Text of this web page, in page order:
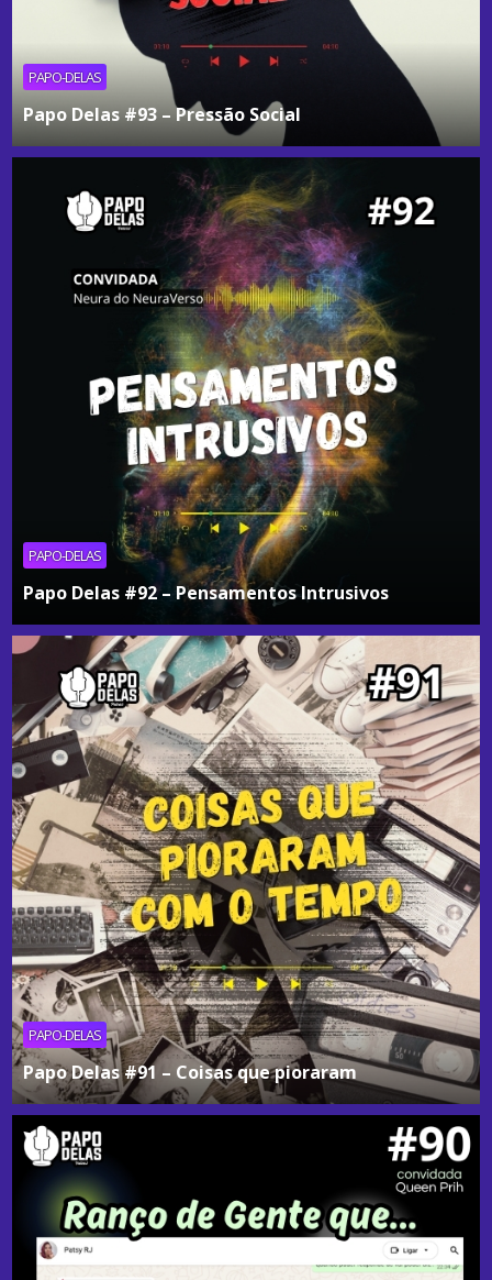
PAPO-DELAS
Papo Delas #93 – Pressão Social
PAPO-DELAS
Papo Delas #92 – Pensamentos Intrusivos
PAPO-DELAS
Papo Delas #91 – Coisas que pioraram